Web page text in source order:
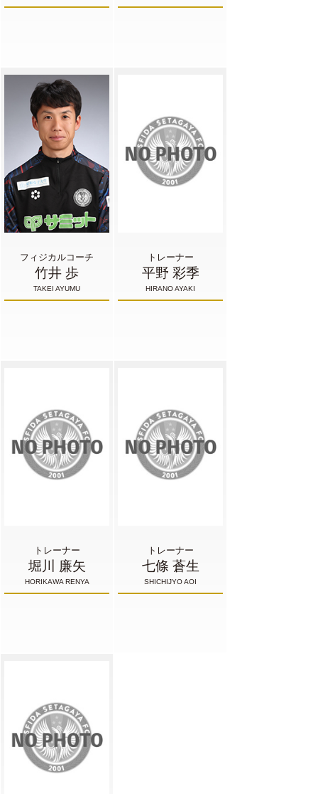
フィジカルコーチ
竹井 歩
TAKEI AYUMU
トレーナー
平野 彩季
HIRANO AYAKI
トレーナー
堀川 廉矢
HORIKAWA RENYA
トレーナー
七條 蒼生
SHICHIJYO AOI